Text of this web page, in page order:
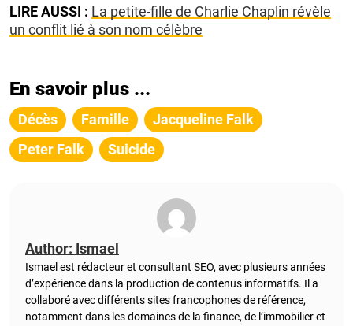
LIRE AUSSI : La petite-fille de Charlie Chaplin révèle
un conflit lié à son nom célèbre
En savoir plus ...
Décès Famille
Jacqueline Falk
Peter Falk
Suicide
Author: Ismael
Ismael est rédacteur et consultant SEO, avec plusieurs années
d’expérience dans la production de contenus informatifs. Il a
collaboré avec différents sites francophones de référence,
notamment dans les domaines de la finance, de l’immobilier et